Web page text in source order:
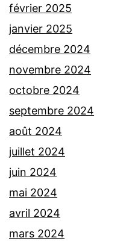
février 2025
janvier 2025
décembre 2024
novembre 2024
octobre 2024
septembre 2024
août 2024
juillet 2024
juin 2024
mai 2024
avril 2024
mars 2024